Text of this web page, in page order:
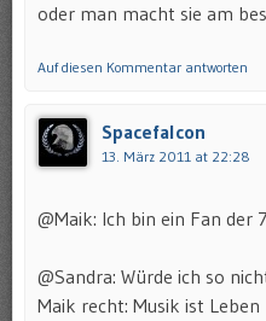
oder man macht sie am
Auf diesen Kommentar antworten
Spacefalcon
13. März 2011 at 22:28
@Maik: Ich bin ein Fan der
@Sandra: Würde ich so
Maik recht: Musik ist Leben